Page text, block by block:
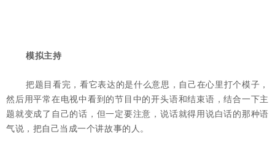
模拟主持
把题目看完，看它表达的是什么意思，自己在心里打个模子，
然后用平常在电视中看到的节目中的开头语和结束语，结合一下主
题就变成了自己的话，但一定要注意，说话就得用说白话的那种语
气说，把自己当成一个讲故事的人。